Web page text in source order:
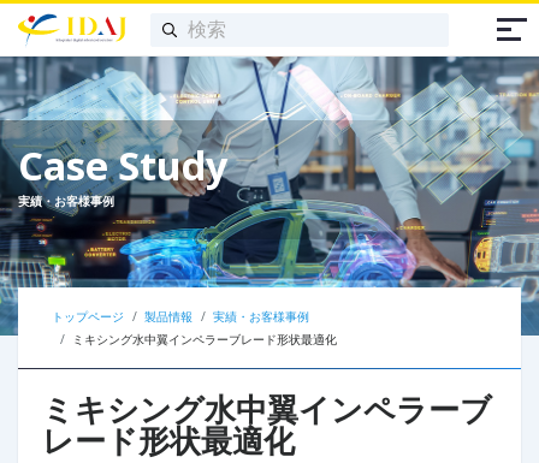
Case Study
実績・お客様事例
トップページ 製品情報
実績・お客様事例
ミキシング水中翼インペラーブレード形状最適化
ミキシング水中翼インペラーブ
レード形状最適化